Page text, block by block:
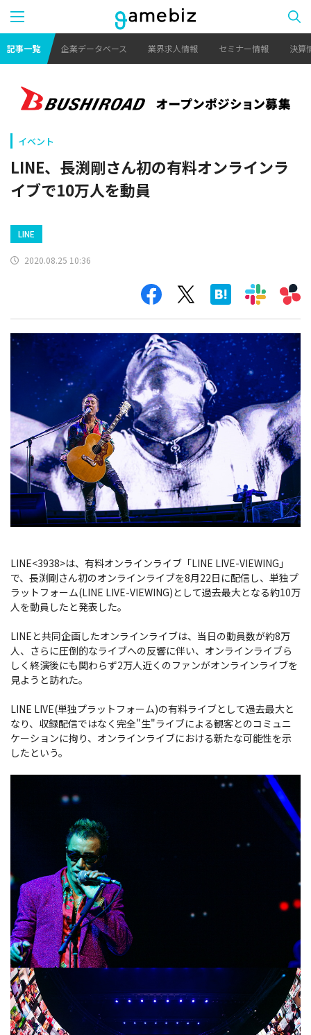
記事一覧 企業データベース 業界求人情報 セミナー情報 決算
イベント
LINE、長渕剛さん初の有料オンラインラ
イブで10万人を動員
LINE
2020.08.25 10:36
LINE<3938>は、有料オンラインライブ「LINE LIVE-VIEWING」
で、長渕剛さん初のオンラインライブを8月22日に配信し、単独プ
ラットフォーム(LINE LIVE-VIEWING)として過去最大となる約10万
人を動員したと発表した。
LINEと共同企画したオンラインライブは、当日の動員数が約8万
人、さらに圧倒的なライブへの反響に伴い、オンラインライブら
しく終演後にも関わらず2万人近くのファンがオンラインライブを
見ようと訪れた。
LINE LIVE(単独プラットフォーム)の有料ライブとして過去最大と
なり、収録配信ではなく完全"生"ライブによる観客とのコミュニ
ケーションに拘り、オンラインライブにおける新たな可能性を示
したという。